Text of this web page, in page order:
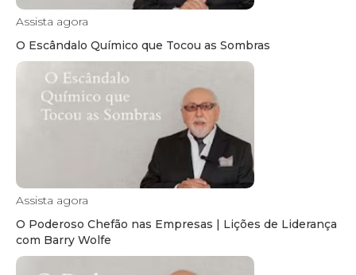
Assista agora
O Escândalo Químico que Tocou as Sombras
Assista agora
O Poderoso Chefão nas Empresas | Lições de Liderança
com Barry Wolfe